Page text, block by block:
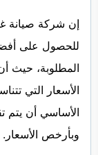
إن شركة صيانة
للحصول على
المطلوبة، حيث
الأسعار التي
الأساسي أن يتم
وبأرخص الأسعار.